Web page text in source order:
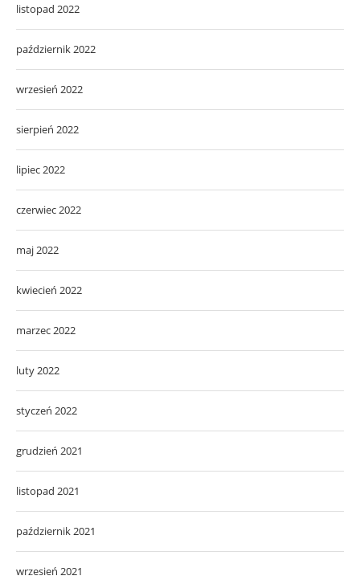
listopad 2022
październik 2022
wrzesień 2022
sierpień 2022
lipiec 2022
czerwiec 2022
maj 2022
kwiecień 2022
marzec 2022
luty 2022
styczeń 2022
grudzień 2021
listopad 2021
październik 2021
wrzesień 2021